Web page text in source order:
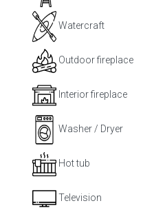
Watercraft
Outdoor fireplace
Interior fireplace
Washer / Dryer
Hot tub
Television